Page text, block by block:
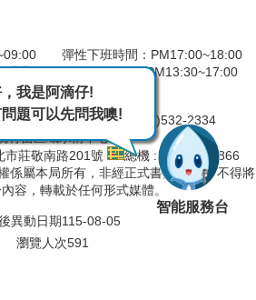
彈性下班時間：PM17:00~18:00
星期五 AM09:00~12:30 PM13:30~17:00
第二河川分署
北大路 97 號
總機 : (03)532-2334
竹苗區域水情中心
市莊敬南路201號
總機 : (03)657-8866
係屬本局所有，非經正式書面同意， 不得將
容，轉載於任何形式媒體。
異動日期115-08-05
瀏覽人次591
我是阿滴仔!
題可以先問我噢!
智能服務台